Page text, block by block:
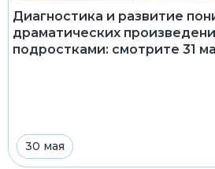
Диагностика и развитие
драматических
подростками: смотрите 31
30 мая